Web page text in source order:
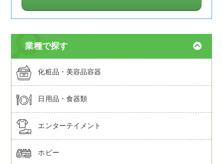
業種で探す
化粧品・美容品容器
日用品・食器類
エンターテイメント
ホビー